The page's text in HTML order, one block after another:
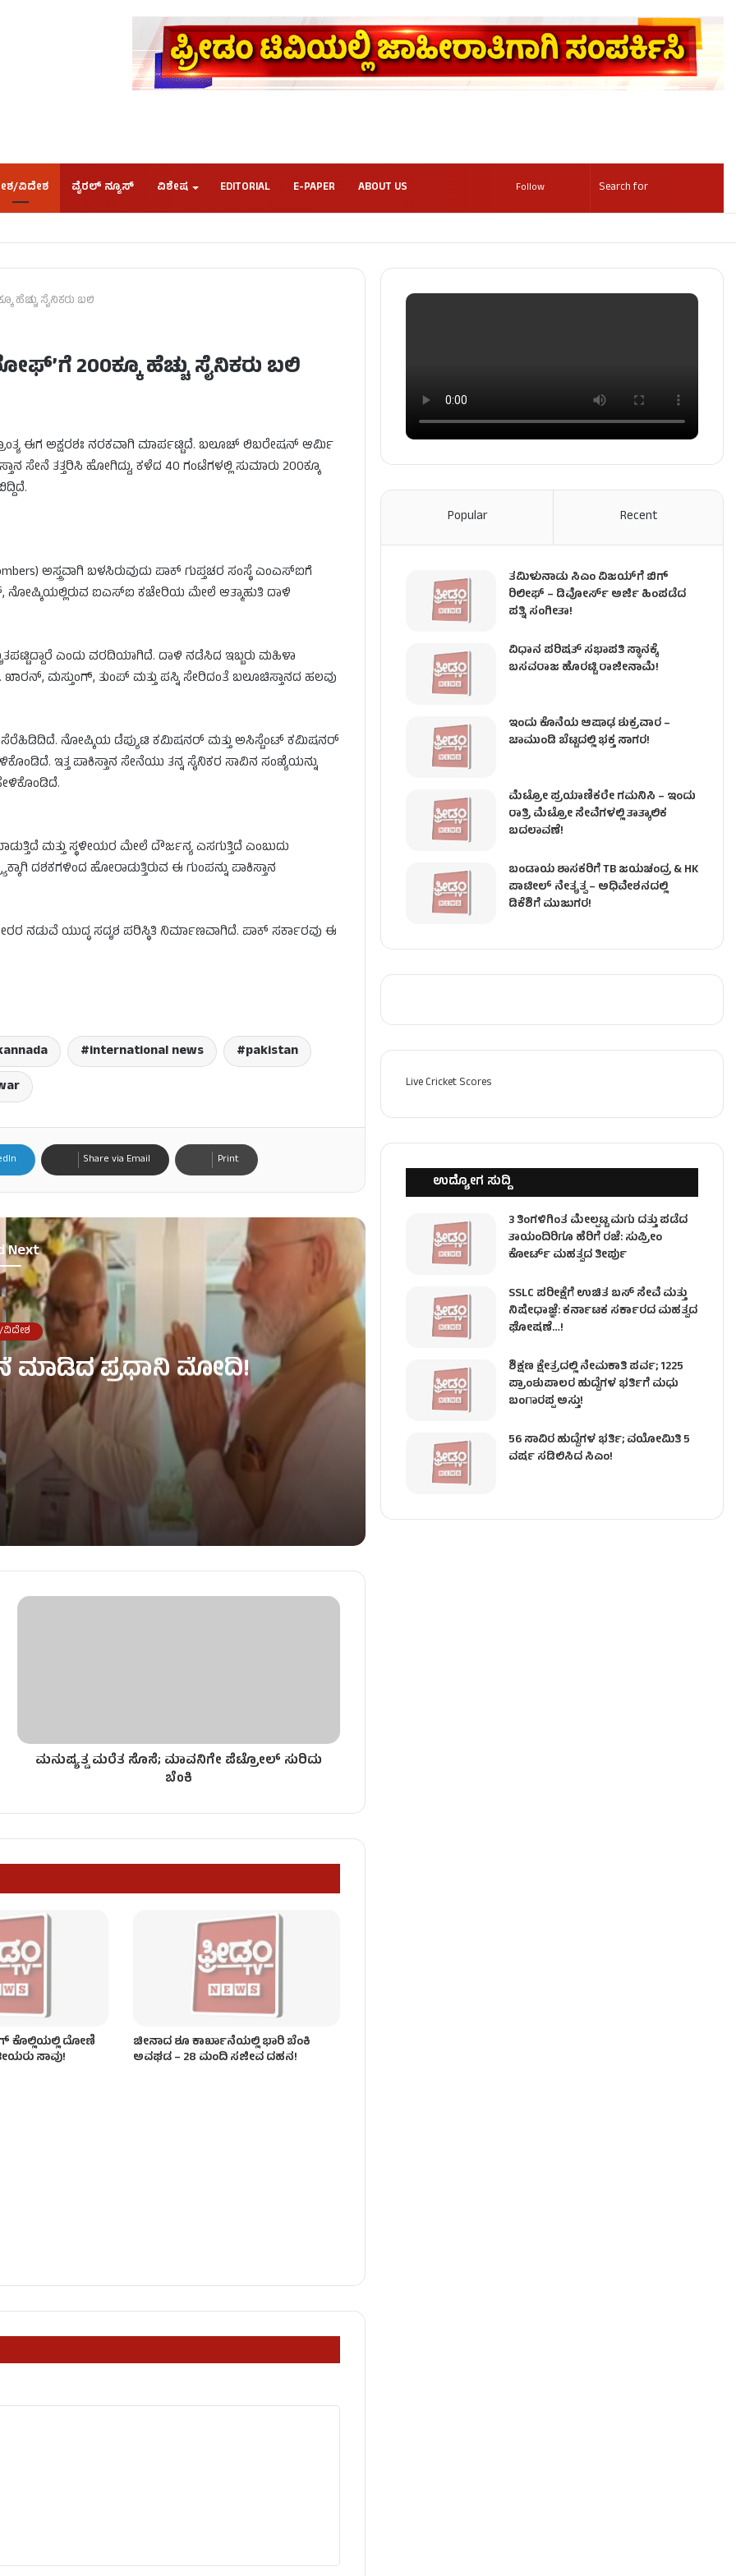
ವಿದೇಶ ವೈರಲ್ ನ್ಯೂಸ್ ವಿಶೇಷ EDITORIAL E-PAPER ABOUT US Follow
ಹೆಚ್ಚು ಸೈನಿಕರು ಬಲಿ
200ಕ್ಕೂ ಹೆಚ್ಚು ಸೈನಿಕರು ಬಲಿ
ಈಗ ಅಕ್ಷರಶಃ ನರಕವಾಗಿ ಮಾರ್ಪಟ್ಟಿದೆ. ಬಲೂಚ್ ಲಿಬರೇಷನ್ ಆರ್ಮಿ
ಸೇನೆ ತತ್ತರಿಸಿ ಹೋಗಿದ್ದು, ಕಳೆದ 40 ಗಂಟೆಗಳಲ್ಲಿ ಸುಮಾರು 200ಕ್ಕೂ
ಅಸ್ತ್ರವಾಗಿ ಬಳಸಿರುವುದು ಪಾಕ್ ಗುಪ್ತಚರ ಸಂಸ್ಥೆ ಎಂಎಸ್‌ಐಗೆ
ಐಎಸ್‌ಐ ಕಚೇರಿಯ ಮೇಲೆ ಆತ್ಮಾಹುತಿ ದಾಳಿ
ಎಂದು ವರದಿಯಾಗಿದೆ. ದಾಳಿ ನಡೆಸಿದ ಇಬ್ಬರು ಮಹಿಳಾ
ಮಸ್ತುಂಗ್, ತುಂಪ್ ಮತ್ತು ಪಸ್ನಿ ಸೇರಿದಂತೆ ಬಲೂಚಿಸ್ತಾನದ ಹಲವು
ಸೆರೆಹಿಡಿದಿದೆ. ನೋಷ್ಕಿಯ ಡೆಪ್ಯುಟಿ ಕಮಿಷನರ್ ಮತ್ತು ಅಸಿಸ್ಟೆಂಟ್ ಕಮಿಷನರ್
ಇತ್ತ ಪಾಕಿಸ್ತಾನ ಸೇನೆಯು ತನ್ನ ಸೈನಿಕರ ಸಾವಿನ ಸಂಖ್ಯೆಯನ್ನು
ಮತ್ತು ಸ್ಥಳೀಯರ ಮೇಲೆ ದೌರ್ಜನ್ಯ ಎಸಗುತ್ತಿದೆ ಎಂಬುದು
ದಶಕಗಳಿಂದ ಹೋರಾಡುತ್ತಿರುವ ಈ ಗುಂಪನ್ನು ಪಾಕಿಸ್ತಾನ
ನಡುವೆ ಯುದ್ಧ ಸದೃಶ ಪರಿಸ್ಥಿತಿ ನಿರ್ಮಾಣವಾಗಿದೆ. ಪಾಕ್ ಸರ್ಕಾರವು ಈ
international news
pakistan
Share via Email Print
Next
ವಿದೇಶ
ಮಾಡಿದ ಪ್ರಧಾನಿ ಮೋದಿ!
ಮನುಷ್ಯತ್ವ ಮರೆತ ಸೊಸೆ; ಮಾವನಿಗೇ ಪೆಟ್ರೋಲ್ ಸುರಿದು
ಬೆಂಕಿ
ಕೊಲ್ಲಿಯಲ್ಲಿ ದೋಣಿ
ಸಾವು!
ಚೀನಾದ ಶೂ ಕಾರ್ಖಾನೆಯಲ್ಲಿ ಭಾರಿ ಬೆಂಕಿ
ಅವಘಡ – 28 ಮಂದಿ ಸಜೀವ ದಹನ!
Popular Recent
ತಮಿಳುನಾಡು ಸಿಎಂ ವಿಜಯ್‌ಗೆ ಬಿಗ್
ರಿಲೀಫ್ – ಡಿವೋರ್ಸ್ ಅರ್ಜಿ ಹಿಂಪಡೆದ
ಪತ್ನಿ ಸಂಗೀತಾ!
ವಿಧಾನ ಪರಿಷತ್ ಸಭಾಪತಿ ಸ್ಥಾನಕ್ಕೆ
ಬಸವರಾಜ ಹೊರಟ್ಟಿ ರಾಜೀನಾಮೆ!
ಇಂದು ಕೊನೆಯ ಆಷಾಢ ಶುಕ್ರವಾರ –
ಚಾಮುಂಡಿ ಬೆಟ್ಟದಲ್ಲಿ ಭಕ್ತ ಸಾಗರ!
ಮೆಟ್ರೋ ಪ್ರಯಾಣಿಕರೇ ಗಮನಿಸಿ – ಇಂದು
ರಾತ್ರಿ ಮೆಟ್ರೋ ಸೇವೆಗಳಲ್ಲಿ ತಾತ್ಕಾಲಿಕ
ಬದಲಾವಣೆ!
ಬಂಡಾಯ ಶಾಸಕರಿಗೆ TB ಜಯಚಂದ್ರ & HK
ಪಾಟೀಲ್ ನೇತೃತ್ವ – ಅಧಿವೇಶನದಲ್ಲಿ
ಡಿಕೆಶಿಗೆ ಮುಜುಗರ!
Live Cricket Scores
ಉದ್ಯೋಗ ಸುದ್ದಿ
3 ತಿಂಗಳಿಗಿಂತ ಮೇಲ್ಪಟ್ಟ ಮಗು ದತ್ತು ಪಡೆದ
ತಾಯಂದಿರಿಗೂ ಹೆರಿಗೆ ರಜೆ: ಸುಪ್ರೀಂ
ಕೋರ್ಟ್ ಮಹತ್ವದ ತೀರ್ಪು
SSLC ಪರೀಕ್ಷೆಗೆ ಉಚಿತ ಬಸ್ ಸೇವೆ ಮತ್ತು
ನಿಷೇಧಾಜ್ಞೆ: ಕರ್ನಾಟಕ ಸರ್ಕಾರದ ಮಹತ್ವದ
ಘೋಷಣೆ…!
ಶಿಕ್ಷಣ ಕ್ಷೇತ್ರದಲ್ಲಿ ನೇಮಕಾತಿ ಪರ್ವ; 1225
ಪ್ರಾಂಶುಪಾಲರ ಹುದ್ದೆಗಳ ಭರ್ತಿಗೆ ಮಧು
ಬಂಗಾರಪ್ಪ ಅಸ್ತು!
56 ಸಾವಿರ ಹುದ್ದೆಗಳ ಭರ್ತಿ; ವಯೋಮಿತಿ 5
ವರ್ಷ ಸಡಿಲಿಸಿದ ಸಿಎಂ!